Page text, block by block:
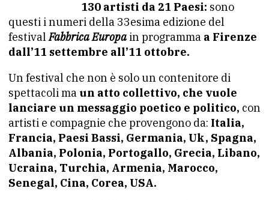
130 artisti da 21 Paesi: sono
questi i numeri della 33esima edizione del
festivalFabbrica Europain programma a Firenze
dall’11 settembre all’11 ottobre.
Un festival che non è solo un contenitore di
spettacoli ma un atto collettivo, che vuole
lanciare un messaggio poetico e politico, con
artisti e compagnie che provengono da: Italia,
Francia, Paesi Bassi, Germania, Uk, Spagna,
Albania, Polonia, Portogallo, Grecia, Libano,
Ucraina, Turchia, Armenia, Marocco,
Senegal, Cina, Corea, USA.